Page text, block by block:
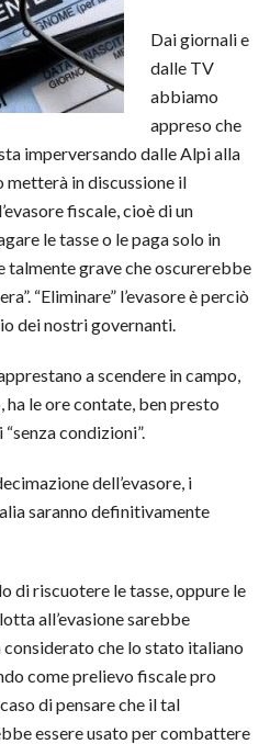
Dai giornali e
dalle TV
abbiamo
appreso che
imperversando dalle Alpi alla
metterà in discussione il
fiscale, cioè di un
le tasse o le paga solo in
talmente grave che oscurerebbe
“Eliminare” l’evasore è perciò
dei nostri governanti.
a scendere in campo,
ha le ore contate, ben presto
condizioni”.
dell’evasore, i
saranno definitivamente
di riscuotere le tasse, oppure le
all’evasione sarebbe
che lo stato italiano
come prelievo fiscale pro
di pensare che il tal
essere usato per combattere